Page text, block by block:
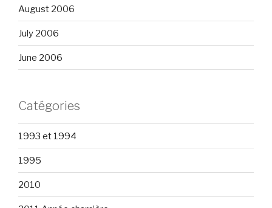
August 2006
July 2006
June 2006
Catégories
1993 et 1994
1995
2010